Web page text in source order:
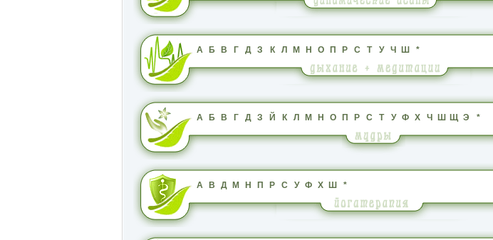
А Б В Г Д З К Л М Н О П Р С Т У Ч Ш *
А Б В Г Д З Й К Л М Н О П Р С Т У Ф Х Ч Ш Щ Э *
А В Д М Н П Р С У Ф Х Ш *